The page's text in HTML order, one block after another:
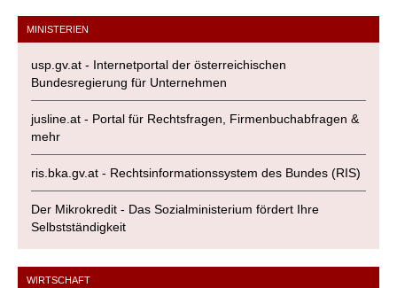
MINISTERIEN
usp.gv.at - Internetportal der österreichischen
Bundesregierung für Unternehmen
jusline.at - Portal für Rechtsfragen, Firmenbuchabfragen &
mehr
ris.bka.gv.at - Rechtsinformationssystem des Bundes (RIS)
Der Mikrokredit - Das Sozialministerium fördert Ihre
Selbstständigkeit
WIRTSCHAFT